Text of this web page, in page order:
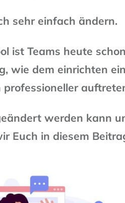
sehr einfach ändern.
ist Teams heute
wie dem einrichten
werden kann
Euch in diesem